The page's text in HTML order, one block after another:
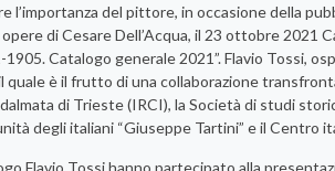
l’importanza del pittore, in occasione della
di Cesare Dell’Acqua, il 23 ottobre
1905. Catalogo generale 2021”. Flavio Tossi,
quale è il frutto di una collaborazione
di Trieste (IRCI), la Società di studi
degli italiani “Giuseppe Tartini” e il Centro
Flavio Tossi hanno partecipato alla